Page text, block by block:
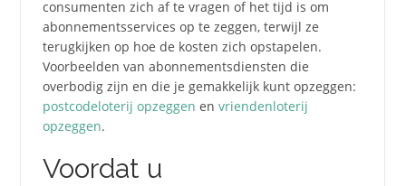
consumenten zich af te vragen of het tijd is om
abonnementsservices op te zeggen, terwijl ze
terugkijken op hoe de kosten zich opstapelen.
Voorbeelden van abonnementsdiensten die
overbodig zijn en die je gemakkelijk kunt opzeggen:
postcodeloterij opzeggen en vriendenloterij
opzeggen.
Voordat u